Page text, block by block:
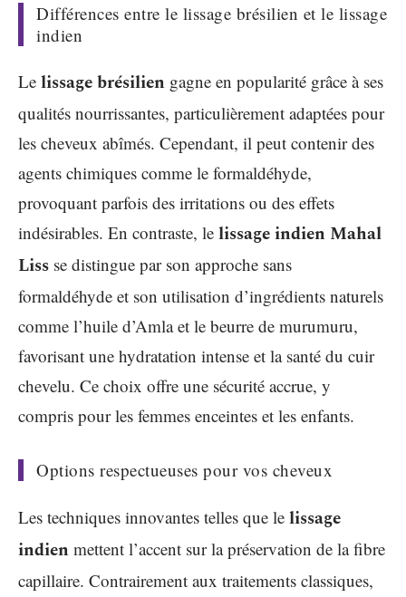
Différences entre le lissage brésilien et le lissage
indien
Le lissage brésilien gagne en popularité grâce à ses
qualités nourrissantes, particulièrement adaptées pour
les cheveux abîmés. Cependant, il peut contenir des
agents chimiques comme le formaldéhyde,
provoquant parfois des irritations ou des effets
indésirables. En contraste, le lissage indien Mahal
Liss se distingue par son approche sans
formaldéhyde et son utilisation d’ingrédients naturels
comme l’huile d’Amla et le beurre de murumuru,
favorisant une hydratation intense et la santé du cuir
chevelu. Ce choix offre une sécurité accrue, y
compris pour les femmes enceintes et les enfants.
Options respectueuses pour vos cheveux
Les techniques innovantes telles que le lissage
indien mettent l’accent sur la préservation de la fibre
capillaire. Contrairement aux traitements classiques,